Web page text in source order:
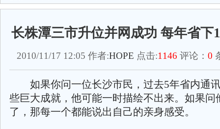
长株潭三市升位并网成功 每年省下
2010/11/17 12:05 作者:HOPE 点击:1146 评论： 0
如果你问一位长沙市民，过去5年省内通
些巨大成就，他可能一时描绘不出来。如果问
了，那每一个都能说出自己的亲身感受。